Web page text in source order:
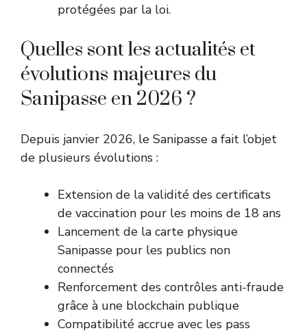
protégées par la loi.
Quelles sont les actualités et
évolutions majeures du
Sanipasse en 2026 ?
Depuis janvier 2026, le Sanipasse a fait l’objet
de plusieurs évolutions :
Extension de la validité des certificats
de vaccination pour les moins de 18 ans
Lancement de la carte physique
Sanipasse pour les publics non
connectés
Renforcement des contrôles anti-fraude
grâce à une blockchain publique
Compatibilité accrue avec les pass